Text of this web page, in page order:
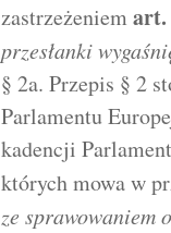
zastrzeżeniemart.
przesłanki
§ 2a. Przepis § 2
Parlamentu
kadencji
których mowa w
ze sprawowaniem